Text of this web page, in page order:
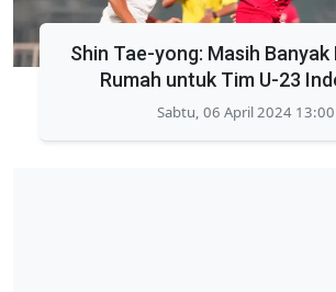
Shin Tae-yong: Masih Banyak
Rumah untuk Tim U-23
Sabtu, 06 April 2024 13:00